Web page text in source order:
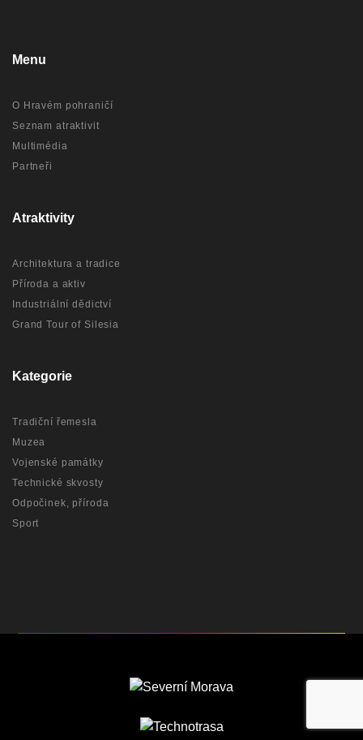
Menu
O Hravém pohraničí
Seznam atraktivit
Multimédia
Partneři
Atraktivity
Architektura a tradice
Příroda a aktiv
Industriální dědictví
Grand Tour of Silesia
Kategorie
Tradiční řemesla
Muzea
Vojenské památky
Technické skvosty
Odpočinek, příroda
Sport